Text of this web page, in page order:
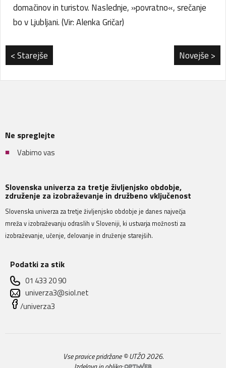
domačinov in turistov. Naslednje, »povratno«, srečanje
bo v Ljubljani. (Vir: Alenka Gričar)
< Starejše Novejše >
Ne spreglejte
Vabimo vas
Slovenska univerza za tretje življenjsko obdobje,
združenje za izobraževanje in družbeno vključenost
Slovenska univerza za tretje življenjsko obdobje je danes največja
mreža v izobraževanju odraslih v Sloveniji, ki ustvarja možnosti za
izobraževanje, učenje, delovanje in druženje starejših.
Podatki za stik
01 433 20 90
univerza3@siol.net
/univerza3
Vse pravice pridržane © UTŽO 2026.